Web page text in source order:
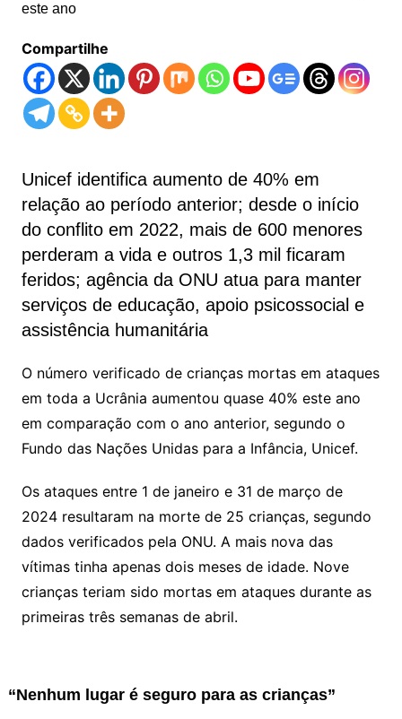
Compartilhe
Unicef identifica aumento de 40% em
relação ao período anterior; desde o início
do conflito em 2022, mais de 600 menores
perderam a vida e outros 1,3 mil ficaram
feridos; agência da ONU atua para manter
serviços de educação, apoio psicossocial e
assistência humanitária
O número verificado de crianças mortas em ataques
em toda a Ucrânia aumentou quase 40% este ano
em comparação com o ano anterior, segundo o
Fundo das Nações Unidas para a Infância, Unicef.
Os ataques entre 1 de janeiro e 31 de março de
2024 resultaram na morte de 25 crianças, segundo
dados verificados pela ONU. A mais nova das
vítimas tinha apenas dois meses de idade. Nove
crianças teriam sido mortas em ataques durante as
primeiras três semanas de abril.
“Nenhum lugar é seguro para as crianças”